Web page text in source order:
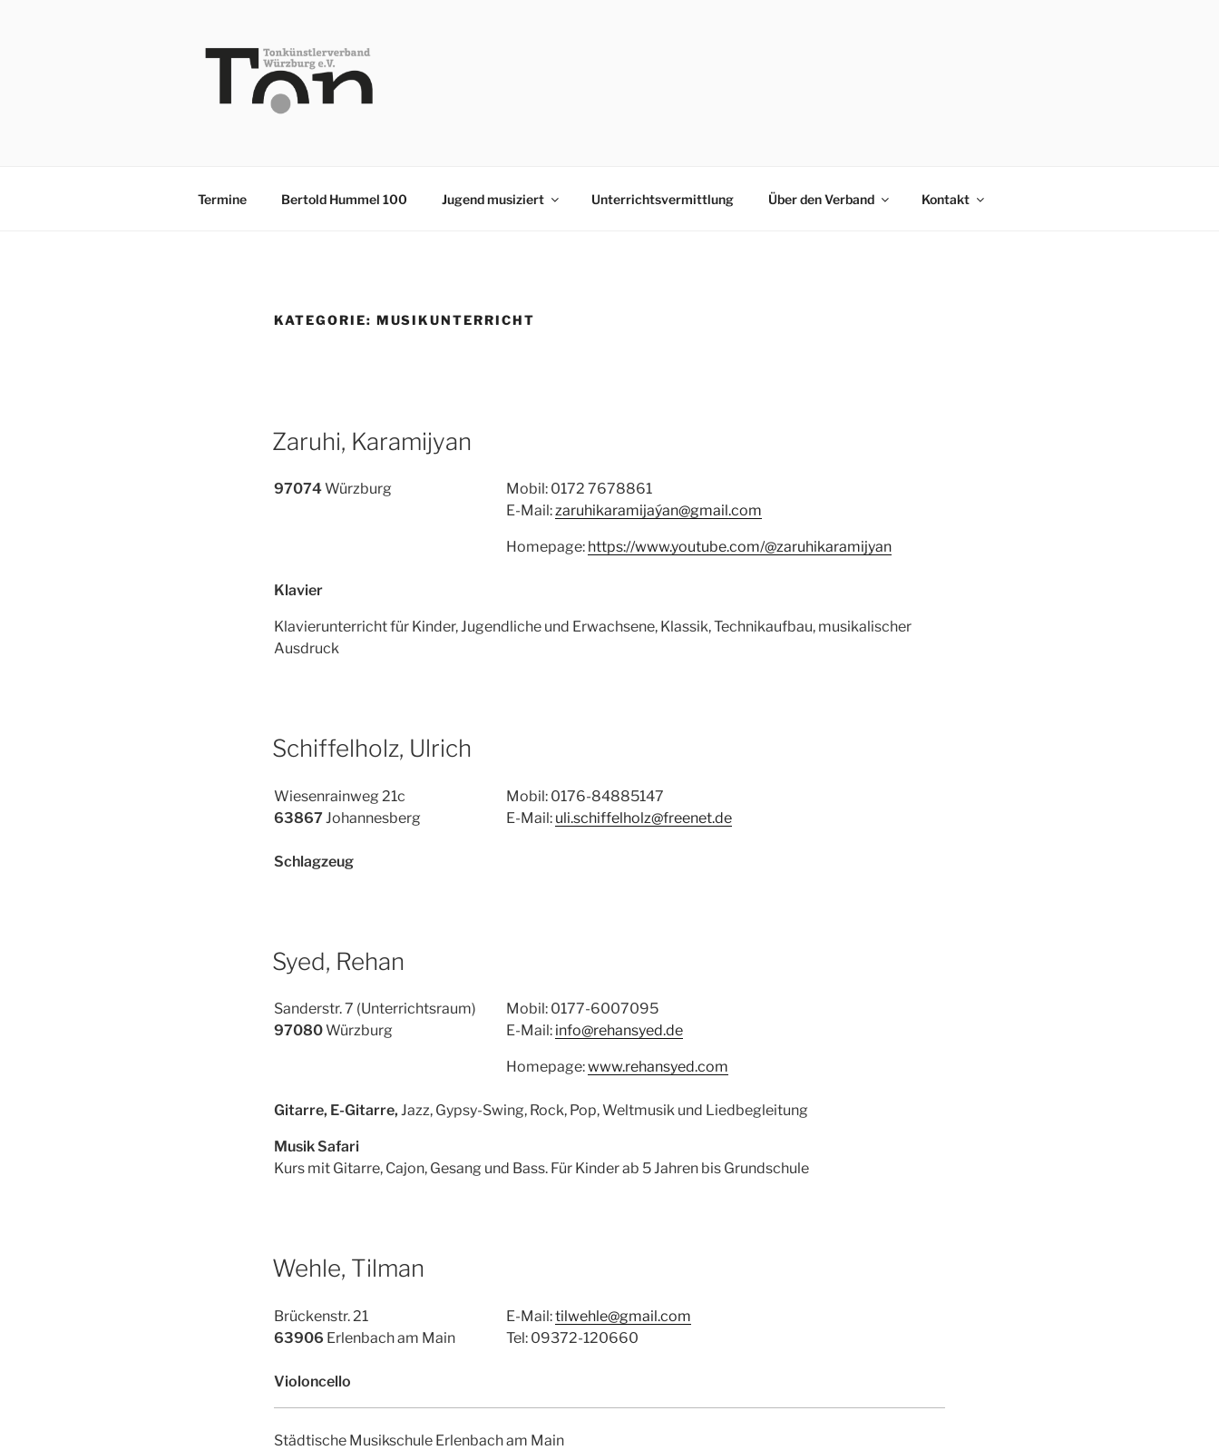
Termine Bertold Hummel 100 Jugend musiziert Unterrichtsvermittlung Über den Verband Kontakt
KATEGORIE: MUSIKUNTERRICHT
Zaruhi, Karamijyan
97074Würzburg
Mobil: 0172 7678861
E-Mail:zaruhikaramijaýan@gmail.com
Homepage: https://www.youtube.com/@zaruhikaramijyan
Klavier
Klavierunterricht für Kinder, Jugendliche und Erwachsene, Klassik, Technikaufbau, musikalischer
Ausdruck
Schiffelholz, Ulrich
Wiesenrainweg 21c
63867 Johannesberg
Mobil: 0176-84885147
E-Mail: uli.schiffelholz@freenet.de
Schlagzeug
Syed, Rehan
Sanderstr. 7 (Unterrichtsraum)
97080Würzburg
Mobil: 0177-6007095
E-Mail: info@rehansyed.de
Homepage:www.rehansyed.com
Gitarre, E-Gitarre, Jazz, Gypsy-Swing, Rock, Pop, Weltmusik und Liedbegleitung
Musik Safari
Kurs mit Gitarre, Cajon, Gesang und Bass. Für Kinder ab 5 Jahren bis Grundschule
Wehle, Tilman
Brückenstr. 21
63906 Erlenbach am Main
E-Mail:tilwehle@gmail.com
Tel: 09372-120660
Violoncello
Städtische Musikschule Erlenbach am Main